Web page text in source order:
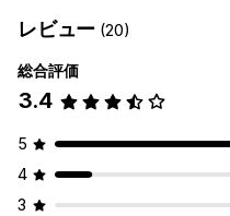
レビュー (20)
総合評価
3.4
5
4
3